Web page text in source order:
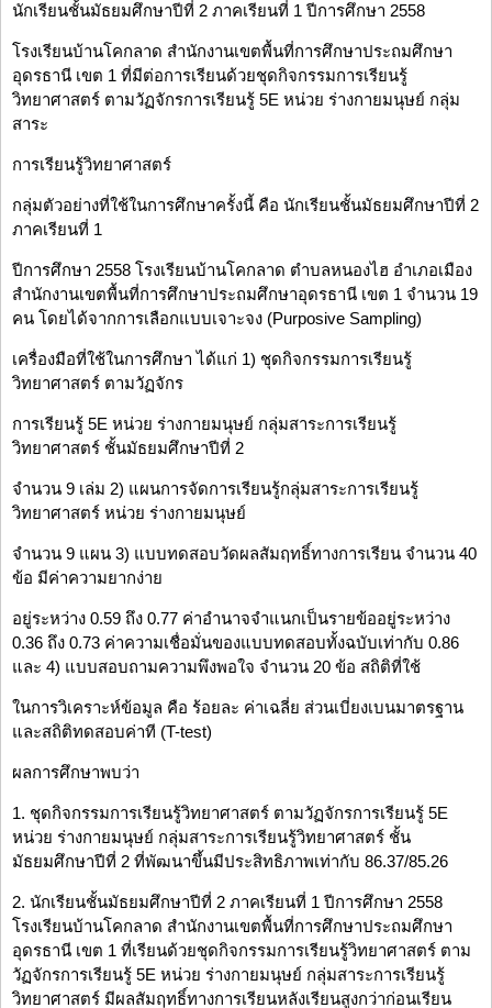
นักเรียนชั้นมัธยมศึกษาปีที่ 2 ภาคเรียนที่ 1 ปีการศึกษา 2558
โรงเรียนบ้านโคกลาด สำนักงานเขตพื้นที่การศึกษาประถมศึกษา
อุดรธานี เขต 1 ที่มีต่อการเรียนด้วยชุดกิจกรรมการเรียนรู้
วิทยาศาสตร์ ตามวัฏจักรการเรียนรู้ 5E หน่วย ร่างกายมนุษย์ กลุ่ม
สาระ
การเรียนรู้วิทยาศาสตร์
กลุ่มตัวอย่างที่ใช้ในการศึกษาครั้งนี้ คือ นักเรียนชั้นมัธยมศึกษาปีที่ 2
ภาคเรียนที่ 1
ปีการศึกษา 2558 โรงเรียนบ้านโคกลาด ตำบลหนองไฮ อำเภอเมือง
สำนักงานเขตพื้นที่การศึกษาประถมศึกษาอุดรธานี เขต 1 จำนวน 19
คน โดยได้จากการเลือกแบบเจาะจง (Purposive Sampling)
เครื่องมือที่ใช้ในการศึกษา ได้แก่ 1) ชุดกิจกรรมการเรียนรู้
วิทยาศาสตร์ ตามวัฏจักร
การเรียนรู้ 5E หน่วย ร่างกายมนุษย์ กลุ่มสาระการเรียนรู้
วิทยาศาสตร์ ชั้นมัธยมศึกษาปีที่ 2
จำนวน 9 เล่ม 2) แผนการจัดการเรียนรู้กลุ่มสาระการเรียนรู้
วิทยาศาสตร์ หน่วย ร่างกายมนุษย์
จำนวน 9 แผน 3) แบบทดสอบวัดผลสัมฤทธิ์ทางการเรียน จำนวน 40
ข้อ มีค่าความยากง่าย
อยู่ระหว่าง 0.59 ถึง 0.77 ค่าอำนาจจำแนกเป็นรายข้ออยู่ระหว่าง
0.36 ถึง 0.73 ค่าความเชื่อมั่นของแบบทดสอบทั้งฉบับเท่ากับ 0.86
และ 4) แบบสอบถามความพึงพอใจ จำนวน 20 ข้อ สถิติที่ใช้
ในการวิเคราะห์ข้อมูล คือ ร้อยละ ค่าเฉลี่ย ส่วนเบี่ยงเบนมาตรฐาน
และสถิติทดสอบค่าที (T-test)
ผลการศึกษาพบว่า
1. ชุดกิจกรรมการเรียนรู้วิทยาศาสตร์ ตามวัฏจักรการเรียนรู้ 5E
หน่วย ร่างกายมนุษย์ กลุ่มสาระการเรียนรู้วิทยาศาสตร์ ชั้น
มัธยมศึกษาปีที่ 2 ที่พัฒนาขึ้นมีประสิทธิภาพเท่ากับ 86.37/85.26
2. นักเรียนชั้นมัธยมศึกษาปีที่ 2 ภาคเรียนที่ 1 ปีการศึกษา 2558
โรงเรียนบ้านโคกลาด สำนักงานเขตพื้นที่การศึกษาประถมศึกษา
อุดรธานี เขต 1 ที่เรียนด้วยชุดกิจกรรมการเรียนรู้วิทยาศาสตร์ ตาม
วัฏจักรการเรียนรู้ 5E หน่วย ร่างกายมนุษย์ กลุ่มสาระการเรียนรู้
วิทยาศาสตร์ มีผลสัมฤทธิ์ทางการเรียนหลังเรียนสูงกว่าก่อนเรียน